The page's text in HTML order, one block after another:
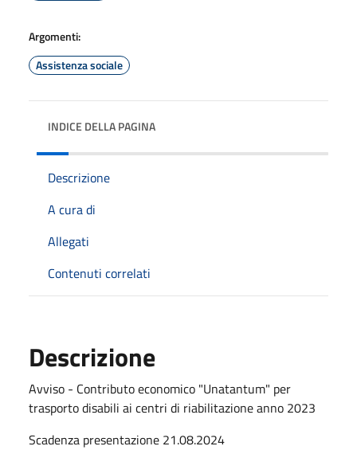
Argomenti:
Assistenza sociale
INDICE DELLA PAGINA
Descrizione
A cura di
Allegati
Contenuti correlati
Descrizione
Avviso - Contributo economico "Unatantum" per
trasporto disabili ai centri di riabilitazione anno 2023
Scadenza presentazione 21.08.2024